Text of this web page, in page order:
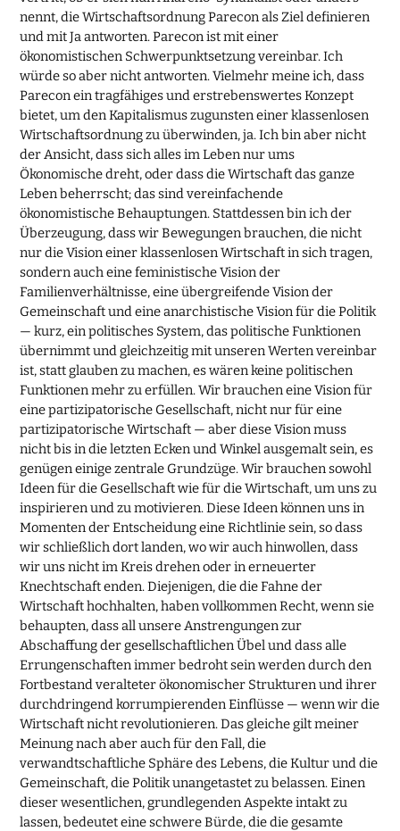
nennt, die Wirtschaftsordnung Parecon als Ziel definieren
und mit Ja antworten. Parecon ist mit einer
ökonomistischen Schwerpunktsetzung vereinbar. Ich
würde so aber nicht antworten. Vielmehr meine ich, dass
Parecon ein tragfähiges und erstrebenswertes Konzept
bietet, um den Kapitalismus zugunsten einer klassenlosen
Wirtschaftsordnung zu überwinden, ja. Ich bin aber nicht
der Ansicht, dass sich alles im Leben nur ums
Ökonomische dreht, oder dass die Wirtschaft das ganze
Leben beherrscht; das sind vereinfachende
ökonomistische Behauptungen. Stattdessen bin ich der
Überzeugung, dass wir Bewegungen brauchen, die nicht
nur die Vision einer klassenlosen Wirtschaft in sich tragen,
sondern auch eine feministische Vision der
Familienverhältnisse, eine übergreifende Vision der
Gemeinschaft und eine anarchistische Vision für die Politik
— kurz, ein politisches System, das politische Funktionen
übernimmt und gleichzeitig mit unseren Werten vereinbar
ist, statt glauben zu machen, es wären keine politischen
Funktionen mehr zu erfüllen. Wir brauchen eine Vision für
eine partizipatorische Gesellschaft, nicht nur für eine
partizipatorische Wirtschaft — aber diese Vision muss
nicht bis in die letzten Ecken und Winkel ausgemalt sein, es
genügen einige zentrale Grundzüge. Wir brauchen sowohl
Ideen für die Gesellschaft wie für die Wirtschaft, um uns zu
inspirieren und zu motivieren. Diese Ideen können uns in
Momenten der Entscheidung eine Richtlinie sein, so dass
wir schließlich dort landen, wo wir auch hinwollen, dass
wir uns nicht im Kreis drehen oder in erneuerter
Knechtschaft enden. Diejenigen, die die Fahne der
Wirtschaft hochhalten, haben vollkommen Recht, wenn sie
behaupten, dass all unsere Anstrengungen zur
Abschaffung der gesellschaftlichen Übel und dass alle
Errungenschaften immer bedroht sein werden durch den
Fortbestand veralteter ökonomischer Strukturen und ihrer
durchdringend korrumpierenden Einflüsse — wenn wir die
Wirtschaft nicht revolutionieren. Das gleiche gilt meiner
Meinung nach aber auch für den Fall, die
verwandtschaftliche Sphäre des Lebens, die Kultur und die
Gemeinschaft, die Politik unangetastet zu belassen. Einen
dieser wesentlichen, grundlegenden Aspekte intakt zu
lassen, bedeutet eine schwere Bürde, die die gesamte